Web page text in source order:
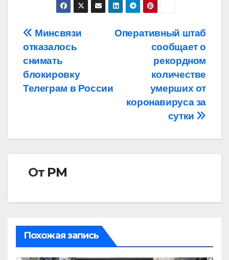
Навигация
по
записям
Оперативный штаб
сообщает о
рекордном
количестве
умерших от
коронавируса за
сутки
Минсвязи
отказалось
снимать
блокировку
Телеграм в России
От РМ
Похожая запись